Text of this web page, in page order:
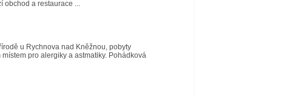
obchod a restaurace ...
u Rychnova nad Kněžnou, pobyty
pro alergiky a astmatiky. Pohádková